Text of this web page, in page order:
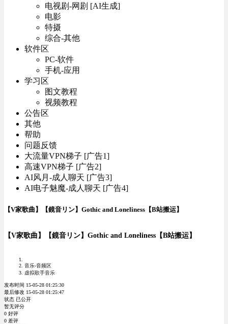
电视剧-网剧 [AI生成]
电影
特摄
综合-其他
软件区
PC-软件
手机-应用
学习区
图文教程
视频教程
公告区
其他
帮助
问题反馈
大流量VPN梯子 [广告1]
高速VPN梯子 [广告2]
AI风月-成人聊天 [广告3]
AI电子魅魔-成人聊天 [广告4]
【V家歌曲】【鏡音リン】Gothic and Loneliness【B站搬运】
【V家歌曲】【鏡音リン】Gothic and Loneliness【B站搬运】
音乐-音频区
虚拟歌手音乐
发布时间 15-05-28 01:25:30
最后修改 15-05-28 01:25:47
状态 已公开
暂无评分
0 好评
0 差评